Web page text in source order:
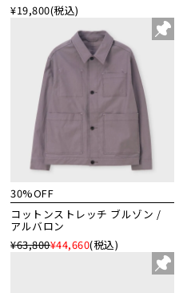
¥19,800(税込)
30%OFF
コットンストレッチ ブルゾン /
アルバロン
¥63,800¥44,660(税込)